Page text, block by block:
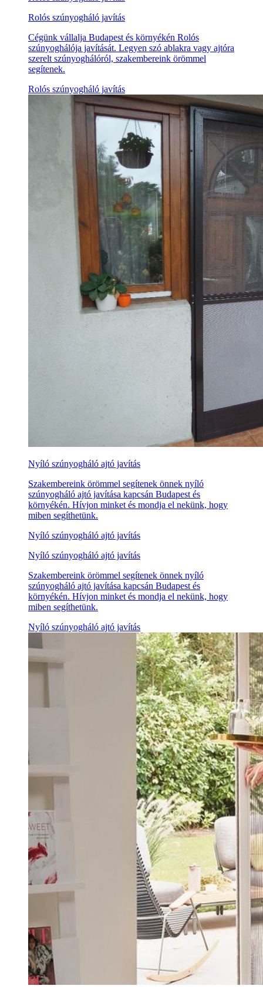
Rolós szúnyogháló javítás
Cégünk vállalja Budapest és környékén Rolós
szúnyoghálója javítását. Legyen szó ablakra vagy ajtóra
szerelt szúnyoghálóról, szakembereink örömmel
segítenek.
Rolós szúnyogháló javítás
Nyíló szúnyogháló ajtó javítás
Szakembereink örömmel segítenek önnek nyíló
szúnyogháló ajtó javítása kapcsán Budapest és
környékén. Hívjon minket és mondja el nekünk, hogy
miben segíthetünk.
Nyíló szúnyogháló ajtó javítás
Nyíló szúnyogháló ajtó javítás
Szakembereink örömmel segítenek önnek nyíló
szúnyogháló ajtó javítása kapcsán Budapest és
környékén. Hívjon minket és mondja el nekünk, hogy
miben segíthetünk.
Nyíló szúnyogháló ajtó javítás